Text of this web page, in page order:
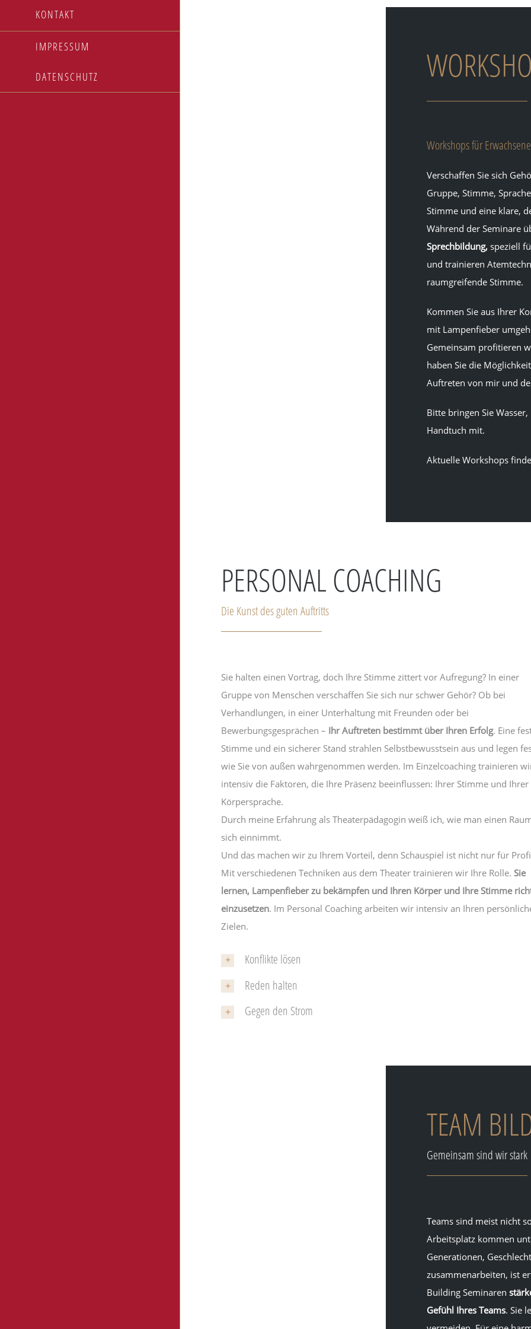
KONTAKT
IMPRESSUM
DATENSCHUTZ
Workshops für
Verschaffen Sie sich
Gruppe, Stimme,
Stimme und eine klare,
Während der Seminare
Sprechbildung,speziell
und trainieren
raumgreifende Stimme.
Kommen Sie aus Ihrer
mit Lampenfieber
Gemeinsam profitieren
haben Sie die
Auftreten von mir und
Bitte bringen Sie
Handtuch mit.
Aktuelle Workshops
PERSONAL COACHING
Die Kunst des guten Auftritts
Sie halten einen Vortrag, doch Ihre Stimme zittert vor Aufregung? In einer
Gruppe von Menschen verschaffen Sie sich nur schwer Gehör? Ob bei
Verhandlungen, in einer Unterhaltung mit Freunden oder bei
Bewerbungsgesprächen – Ihr Auftreten bestimmt über Ihren Erfolg. Eine
Stimme und ein sicherer Stand strahlen Selbstbewusstsein aus und legen
wie Sie von außen wahrgenommen werden. Im Einzelcoaching trainieren
intensiv die Faktoren, die Ihre Präsenz beeinflussen: Ihrer Stimme und Ihrer
Körpersprache.
Durch meine Erfahrung als Theaterpädagogin weiß ich, wie man einen
sich einnimmt.
Und das machen wir zu Ihrem Vorteil, denn Schauspiel ist nicht nur für
Mit verschiedenen Techniken aus dem Theater trainieren wir Ihre Rolle.Sie
lernen, Lampenfieber zu bekämpfen und Ihren Körper und Ihre Stimme
einzusetzen. Im Personal Coaching arbeiten wir intensiv an Ihren
Zielen.
Konflikte lösen
Reden halten
Gegen den Strom
TEAM
Gemeinsam sind wir stark
Teams sind meist nicht
Arbeitsplatz kommen
Generationen,
zusammenarbeiten, ist
Building Seminaren
Gefühl Ihres Teams. Sie